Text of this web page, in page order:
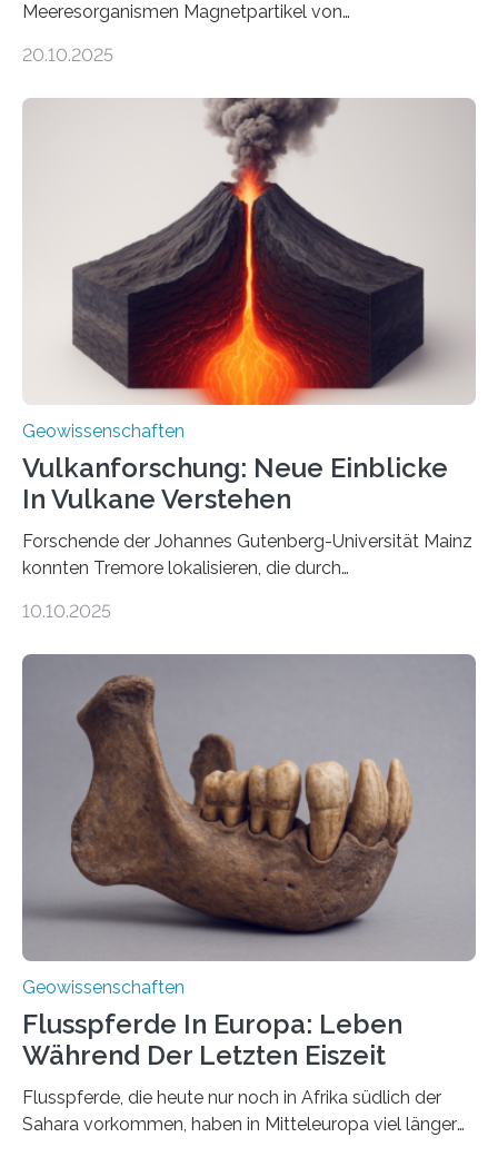
Meeresorganismen Magnetpartikel von
Sedimenten zu finden sind. Nun ist es einem
Domänen auf einem dieser „Riesenmagnetfossilien” mit
einer raffinierten Methode an der Diamond-
Röntgenquelle zu kartieren. Ihre Analyse zeigt, dass
diese Partikel es den Organismen ermöglicht haben
könnten, winzige Schwankungen sowohl in der
Richtung als auch in der Intensität des Erdmagnetfelds
wahrzunehmen. Dadurch konnten sie sich verorten und
über den Ozean navigieren. Vor einigen Jahren…
20.10.2025
Geowissenschaften
Vulkanforschung: Neue Einblicke
In Vulkane Verstehen
Forschende der Johannes Gutenberg-Universität Mainz
konnten Tremore lokalisieren, die durch
Vulkan? Was passiert in der Erde darunter? Wo
erzeugt durch Magma oder Gase, die sich durch
Schlote einen Weg nach oben bahnen? Jun.-Prof. Dr.
Miriam Christina Reiss, Vulkanseismologin an der
Johannes Gutenberg-Universität Mainz (JGU), und ihr
Team haben am Vulkan Oldoinyo Lengai in Tansania
solche Tremore lokalisiert. „Wir konnten die Tremore
nicht nur nachweisen, sondern ihren Ort in…
10.10.2025
Geowissenschaften
Flusspferde In Europa: Leben
Während Der Letzten Eiszeit
Flusspferde, die heute nur noch in Afrika südlich der
Sahara vorkommen, haben in Mitteleuropa viel länger